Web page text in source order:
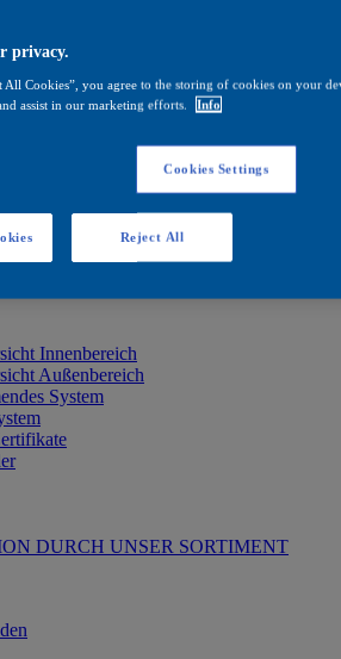
Impressions
Innenbereich
Außenbereich
System
DURCH UNSER SORTIMENT
privacy.
Cookies”, you agree to the storing of cookies on your
assist in our marketing efforts.
Info
Cookies Settings
Reject All